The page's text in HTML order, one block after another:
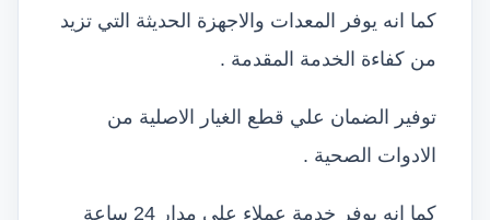
كما انه يوفر المعدات والاجهزة الحديثة التي تزيد
من كفاءة الخدمة المقدمة .
توفير الضمان علي قطع الغيار الاصلية من
الادوات الصحية .
كما انه يوفر خدمة عملاء علي مدار 24 ساعة